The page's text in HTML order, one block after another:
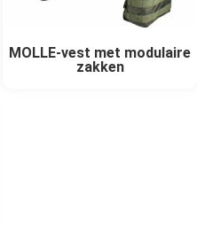
MOLLE-vest met modulaire
zakken